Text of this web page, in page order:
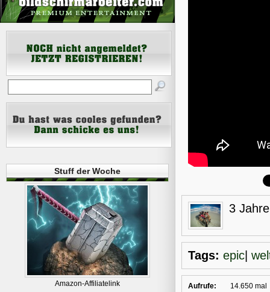
3
Tags: epic
Aufrufe:
14.650 mal
Stuff der Woche
Amazon-Affiliatelink